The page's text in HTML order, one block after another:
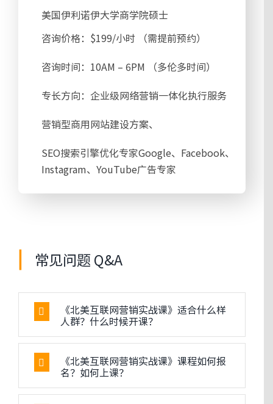
美国伊利诺伊大学商学院硕士
咨询价格：$199/小时 （需提前预约）
咨询时间：10AM – 6PM （多伦多时间）
专长方向：企业级网络营销一体化执行服务
营销型商用网站建设方案、
SEO搜索引擎优化专家Google、Facebook、
Instagram、YouTube广告专家
常见问题 Q&A
《北美互联网营销实战课》适合什么样
人群？什么时候开课？
《北美互联网营销实战课》课程如何报
名？如何上课？